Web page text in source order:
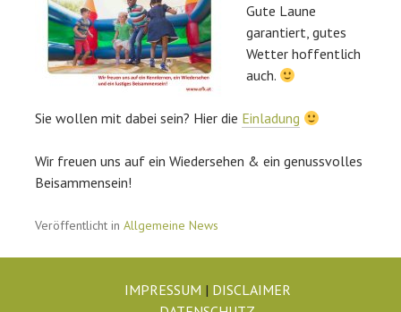
Gute Laune
garantiert, gutes
Wetter hoffentlich
auch.
Sie wollen mit dabei sein? Hier die Einladung
Wir freuen uns auf ein Wiedersehen & ein genussvolles
Beisammensein!
Veröffentlicht in Allgemeine News
IMPRESSUM | DISCLAIMER